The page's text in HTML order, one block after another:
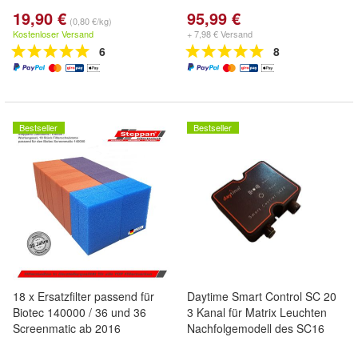
19,90 € (0,80 €/kg)
Kostenloser Versand
6
95,99 €
+ 7,98 € Versand
8
Bestseller
18 x Ersatzfilter passend für
Biotec 140000 / 36 und 36
Screenmatic ab 2016
Bestseller
Daytime Smart Control SC 20
3 Kanal für Matrix Leuchten
Nachfolgemodell des SC16